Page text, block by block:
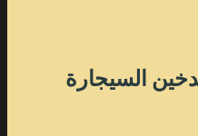
السيجارة